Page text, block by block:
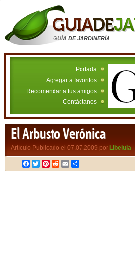
GUÍA DE JARDINERÍA
Portada
Agregar a favoritos
Recomendar a tus amigos
Contáctanos
El Arbusto Verónica
Artículo Publicado el 07.07.2009 por Libelula
Facebook
TwitterPinterest
RedditEmail